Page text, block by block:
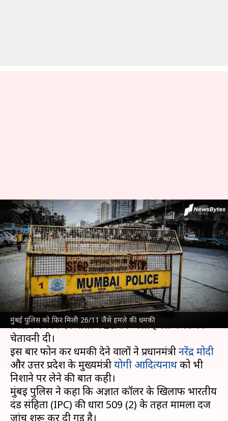
मुंबई पुलिस को फिर मिली 26/11 जैसे हमले की धमकी
मुंबई: पुलिस को मिली 26/11 जैसे
हमले की धमकी, प्रधानमंत्री मोदी भी
निशाने पर
लेखन गजेंद्र Jul 18, 2023 12:47 pm
क्या है खबर?
मुंबई पुलिस को मंगलवार को एक धमकी भरी कॉल मिली,
जिसमें धमकी देने वालों ने 26/11 जैसा हमले करने की
चेतावनी दी।
इस बार फोन कर धमकी देने वालों ने प्रधानमंत्रीनरेंद्र मोदी
और उत्तर प्रदेश के मुख्यमंत्रीयोगी आदित्यनाथको भी
निशाने पर लेने की बात कही।
मुंबई पुलिस ने कहा कि अज्ञात कॉलर के खिलाफ भारतीय
दंड संहिता (IPC) की धारा 509 (2) के तहत मामला दर्ज